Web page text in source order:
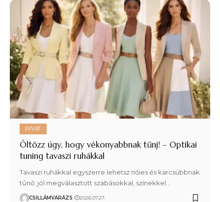
DIVAT
Öltözz úgy, hogy vékonyabbnak tűnj! – Optikai
tuning tavaszi ruhákkal
Tavaszi ruhákkal egyszerre lehetsz nőies és karcsúbbnak
tűnő: jól megválasztott szabásokkal, színekkel…
CSILLÁMVARÁZS 2026.07.27.